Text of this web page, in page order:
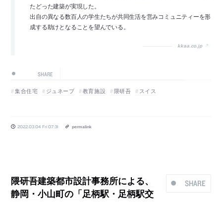
たどった建築が実現した。
出自の異なる数百人の学生たちが共同生活を営みコミュニティーを形
成する助けとなることを望んでいる。
kkaa.co.jp
SHARE
集合住宅 ジュネーブ 教育施設 隈研吾 スイス
2022.03.04 Fri 07:31 permalink
SHARE
隈研吾建築都市設計事務所による、
静岡・小山町の「足柄駅・足柄駅交